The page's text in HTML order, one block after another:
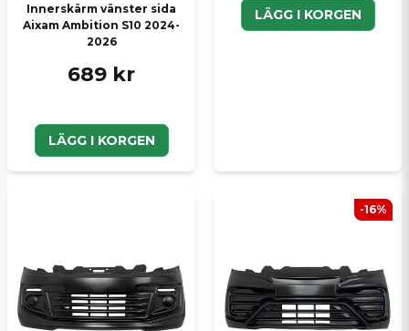
Innerskärm vänster sida
Aixam Ambition S10 2024-
2026
689 kr
LÄGG I KORGEN
LÄGG I KORGEN
-16%